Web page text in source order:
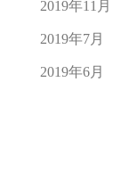
2019年11月
2019年7月
2019年6月